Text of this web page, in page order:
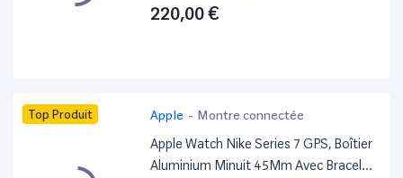
220,00 €
Top Produit Apple - Montre connectée
Apple Watch Nike Series 7 GPS, Boîtier
Aluminium Minuit 45Mm Avec Bracelet